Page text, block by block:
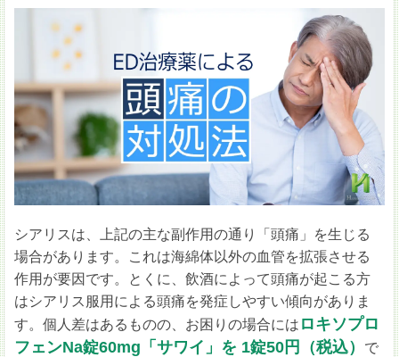
シアリスは、上記の主な副作用の通り「頭痛」を生じる
場合があります。これは海綿体以外の血管を拡張させる
作用が要因です。とくに、飲酒によって頭痛が起こる方
はシアリス服用による頭痛を発症しやすい傾向がありま
す。個人差はあるものの、お困りの場合には ロキソプロ
フェンNa錠60mg「サワイ」を 1錠50円（税込）
で